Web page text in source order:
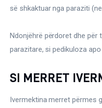
Psikologji
së shkaktuar nga paraziti
Ndonjëhrë përdoret dhe për
parazitare, si pedikuloza apo
SI MERRET
Ivermektina merret përmes